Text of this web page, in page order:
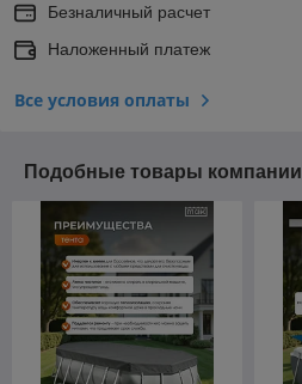
Безналичный расчет
Наложенный платеж
Все условия оплаты
Подобные товары компании